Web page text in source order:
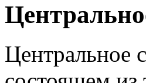
Центральное